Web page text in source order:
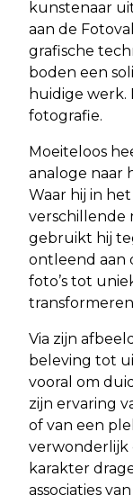
kunstenaar
aan de
grafische
boden een
huidige werk.
fotografie.
Moeiteloos
analoge naar
Waar hij in
verschillende
gebruikt hij
ontleend aan
foto’s tot
Via zijn
beleving tot
vooral om
zijn ervaring
of van een
verwonderlijk
karakter
associaties